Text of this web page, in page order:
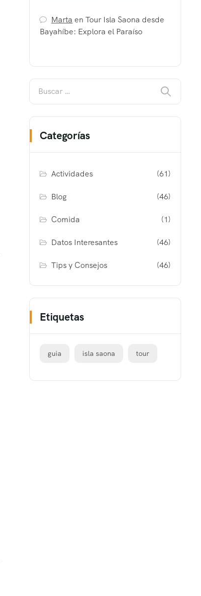
Marta enTour Isla Saona desde
Bayahíbe: Explora el Paraíso
Categorías
Actividades (61)
Blog (46)
Comida (1)
Datos Interesantes (46)
Tips y Consejos (46)
Etiquetas
guia isla saona tour